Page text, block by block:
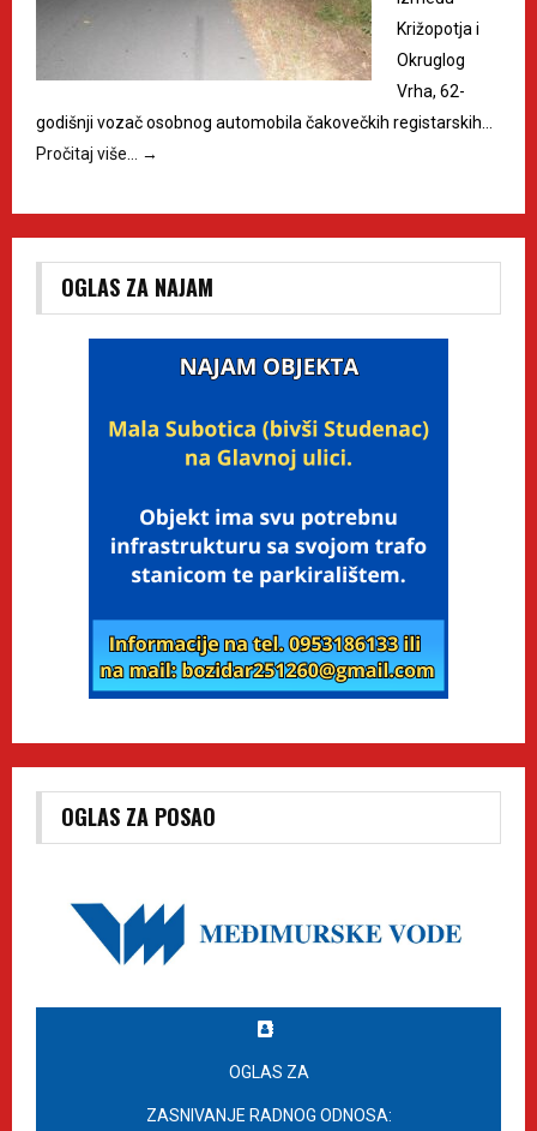
Križopotja i
Okruglog
Vrha, 62-
godišnji vozač osobnog automobila čakovečkih registarskih…
Pročitaj više… →
OGLAS ZA NAJAM
OGLAS ZA POSAO
OGLAS ZA
ZASNIVANJE RADNOG ODNOSA: